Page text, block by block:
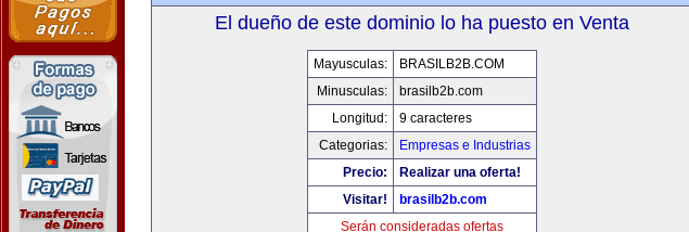
El dueño de este dominio lo ha puesto en Venta
Mayusculas:
BRASILB2B.COM
Minusculas:
brasilb2b.com
Longitud:
9 caracteres
Categorias:
Empresas e Industrias
Precio:
Realizar una oferta!
Visitar!
brasilb2b.com
Serán consideradas ofertas